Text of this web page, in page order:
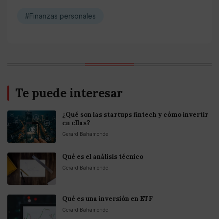
#Finanzas personales
Te puede interesar
¿Qué son las startups fintech y cómo invertir
en ellas?
Gerard Bahamonde
Qué es el análisis técnico
Gerard Bahamonde
Qué es una inversión en ETF
Gerard Bahamonde